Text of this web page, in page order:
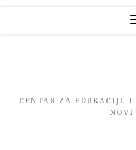
CENTAR ZA EDUKACIJU
NOVI